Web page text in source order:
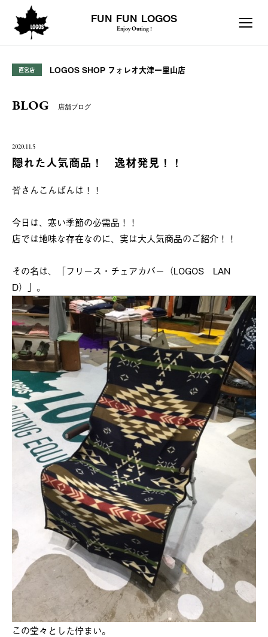
FUN FUN LOGOS
Enjoy Outing !
直営店 LOGOS SHOP フォレオ大津一里山店
BLOG 店舗ブログ
2020.11.5
隠れた人気商品！ 逸材発見！！
皆さんこんばんは！！
今日は、寒い季節の必需品！！
店では地味な存在なのに、実は大人気商品のご紹介！！
その名は、「フリース・チェアカバー（LOGOS LAN
D）」。
この堂々とした佇まい。